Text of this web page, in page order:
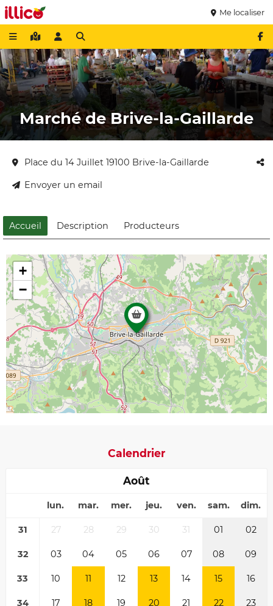
Me localiser
Marché de Brive-la-Gaillarde
Place du 14 Juillet 19100 Brive-la-Gaillarde
Envoyer un email
Accueil Description Producteurs
+
−
Calendrier
Août
lun. mar. mer. jeu. ven. sam. dim.
31 27 28 29 30 31 01 02
32 03 04 05 06 07 08 09
33 10 11 12 13 14 15 16
34 17 18 19 20 21 22 23